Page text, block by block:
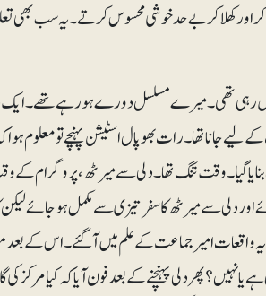
اور کھلاکر بے حد خوشی محسوس کرتے۔یہ سب بھی
مہم چل رہی تھی۔ میرے مسلسل دورے ہورہے تھے۔
جانا تھا۔ رات بھوپال اسٹیشن پہنچے تو معلوم
گیا۔ وقت تنگ تھا۔ دلی سے میرٹھ، پروگرام
اور دلی سے میرٹھ کا سفر تیزی سے مکمل ہوجائے
امیرجماعت کے علم میں آگئے۔ اس کے بعد
نہیں؟ پھر دلی پہنچنے کے بعد فون آیا کہ کیا مرکز